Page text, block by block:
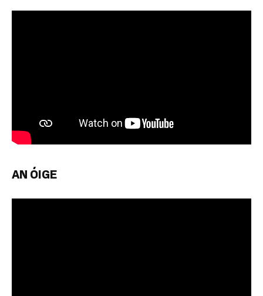
AN ÓIGE